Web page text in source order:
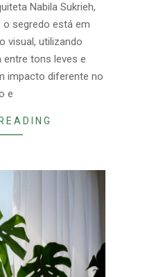
Nabila Sukrieh,
o segredo está em
visual, utilizando
tons leves e
impacto diferente no
e